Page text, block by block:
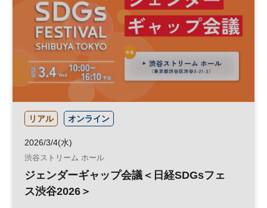
女性活躍 参加無料
リアル オンライン
2026/3/4(水)
渋谷ストリーム ホール
ジェンダーギャップ会議＜日経SDGsフェ
ス渋谷2026＞